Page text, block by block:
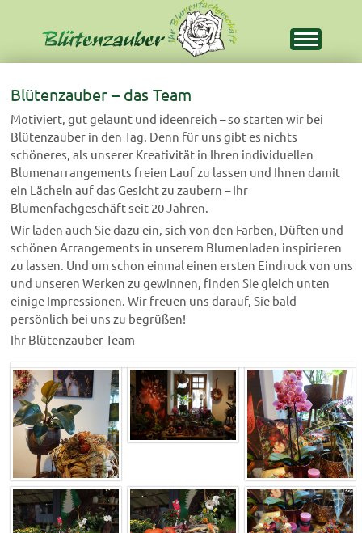
menu
to
content
Blütenzauber – das Team
Motiviert, gut gelaunt und ideenreich – so starten wir bei
Blütenzauber in den Tag. Denn für uns gibt es nichts
schöneres, als unserer Kreativität in Ihren individuellen
Blumenarrangements freien Lauf zu lassen und Ihnen damit
ein Lächeln auf das Gesicht zu zaubern – Ihr
Blumenfachgeschäft seit 20 Jahren.
Wir laden auch Sie dazu ein, sich von den Farben, Düften und
schönen Arrangements in unserem Blumenladen inspirieren
zu lassen. Und um schon einmal einen ersten Eindruck von uns
und unseren Werken zu gewinnen, finden Sie gleich unten
einige Impressionen. Wir freuen uns darauf, Sie bald
persönlich bei uns zu begrüßen!
Ihr Blütenzauber-Team